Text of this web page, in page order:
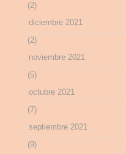
(2)
diciembre 2021
(2)
noviembre 2021
(5)
octubre 2021
(7)
septiembre 2021
(9)